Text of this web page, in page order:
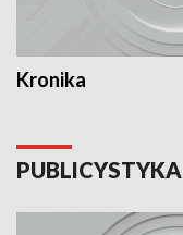
Kronika
PUBLICYSTYKA